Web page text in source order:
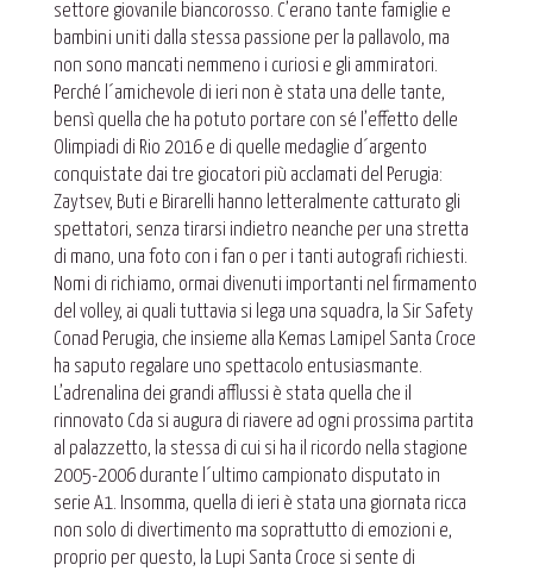
settore giovanile biancorosso. C’erano tante famiglie e
bambini uniti dalla stessa passione per la pallavolo, ma
non sono mancati nemmeno i curiosi e gli ammiratori.
Perché l´amichevole di ieri non è stata una delle tante,
bensì quella che ha potuto portare con sé l’effetto delle
Olimpiadi di Rio 2016 e di quelle medaglie d´argento
conquistate dai tre giocatori più acclamati del Perugia:
Zaytsev, Buti e Birarelli hanno letteralmente catturato gli
spettatori, senza tirarsi indietro neanche per una stretta
di mano, una foto con i fan o per i tanti autografi richiesti.
Nomi di richiamo, ormai divenuti importanti nel firmamento
del volley, ai quali tuttavia si lega una squadra, la Sir Safety
Conad Perugia, che insieme alla Kemas Lamipel Santa Croce
ha saputo regalare uno spettacolo entusiasmante.
L’adrenalina dei grandi afflussi è stata quella che il
rinnovato Cda si augura di riavere ad ogni prossima partita
al palazzetto, la stessa di cui si ha il ricordo nella stagione
2005-2006 durante l´ultimo campionato disputato in
serie A1. Insomma, quella di ieri è stata una giornata ricca
non solo di divertimento ma soprattutto di emozioni e,
proprio per questo, la Lupi Santa Croce si sente di